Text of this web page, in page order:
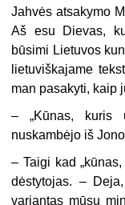
Jahvės atsakymo
Aš esu Dievas,
būsimi Lietuvos
lietuviškajame
man pasakyti, kaip
– „Kūnas, kuris
nuskambėjo iš
– Taigi kad
dėstytojas. –
variantas mūsų